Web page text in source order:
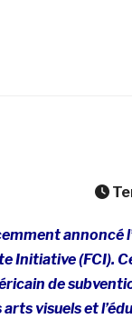
annoncé
Initiative (FCI).
de
visuels et